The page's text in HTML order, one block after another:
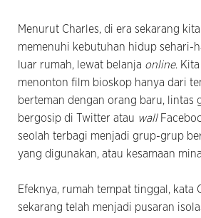
Menurut Charles, di era sekarang
memenuhi kebutuhan hidup sehari-
luar rumah, lewat belanja online.
menonton film bioskop hanya dari
berteman dengan orang baru, lintas
bergosip di Twitter atau wall
seolah terbagi menjadi grup-grup
yang digunakan, atau kesamaan
Efeknya, rumah tempat tinggal, kata
sekarang telah menjadi pusaran